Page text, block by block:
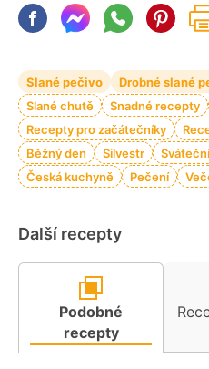
Slané pečivo Drobné slané
Slané chutě
Snadné recepty
Recepty pro začátečníky
Běžný den
Silvestr
Česká kuchyně
Pečení
Další recepty
Podobné
recepty